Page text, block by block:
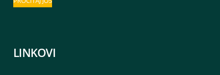
LINKOVI